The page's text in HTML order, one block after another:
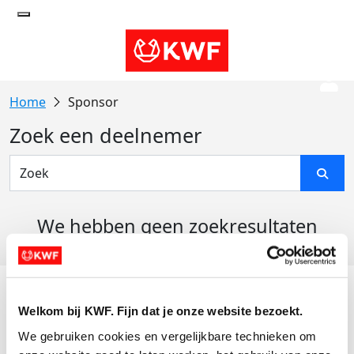
Welkom bij KWF. Fijn dat je onze website bezoekt.
We gebruiken cookies en vergelijkbare technieken om
Sponsor
Zoek een deelnemer
We hebben geen zoekresultaten
Actiematerialen
Evenementen